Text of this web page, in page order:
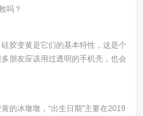
吗？
胶变黄是它们的基本特性，这是个
朋友应该用过透明的手机壳，也会
的冰墩墩，“出生日期”主要在2019